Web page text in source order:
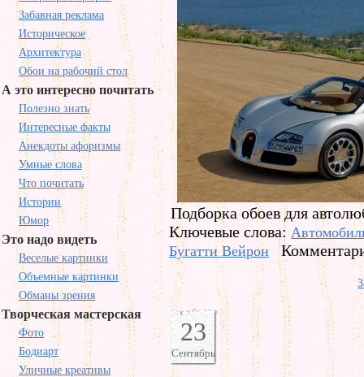
Забавная реклама
Историческое
Архитектура
Обои на рабочий стол
А это интересно почитать
Полезно знать
Интересные факты
Анекдоты афоризмы
Умные слова
Что почитать
Истории
Юмор
Это надо видеть
Веселые картинки
Объемные картинки
Обманы зрения
Творческая мастерская
Фото
Бодиарт
Уличные креативы
Подборка обоев для
Ключевые слова:
Бугатти Вейрон
23
Сентябрь